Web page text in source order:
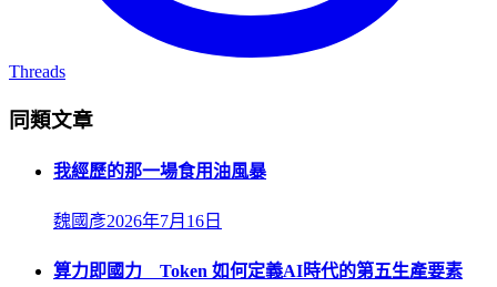
Threads
同類文章
我經歷的那一場食用油風暴
魏國彥2026年7月16日
算力即國力 Token 如何定義AI時代的第五生產要素